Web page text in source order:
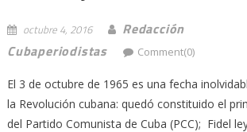
octubre 4, 2016
Redacción
Cubaperiodistas
Comment(0)
El 3 de octubre de 1965 es una fecha
la Revolución cubana: quedó constituido el
del Partido Comunista de Cuba (PCC); Fidel